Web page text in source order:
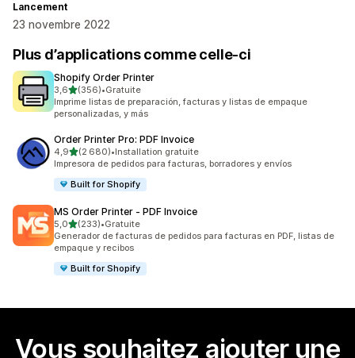
Lancement
23 novembre 2022
Plus d’applications comme celle-ci
Shopify Order Printer
3,6étoile(s) sur 5
(356)
356 avis au total
•Gratuite
Imprime listas de preparación, facturas y listas de empaque
personalizadas, y más
Order Printer Pro: PDF Invoice
4,9étoile(s) sur 5
(2 680)
2680 avis au total
•Installation gratuite
Impresora de pedidos para facturas, borradores y envíos
Built for Shopify
MS Order Printer ‑ PDF Invoice
5,0étoile(s) sur 5
(233)
233 avis au total
•Gratuite
Generador de facturas de pedidos para facturas en PDF, listas de
empaque y recibos
Built for Shopify
Vous souhaitez ajouter une